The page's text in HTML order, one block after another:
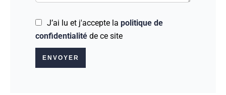
J’ai lu et j'accepte la politique de
confidentialité de ce site
ENVOYER